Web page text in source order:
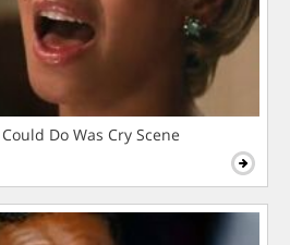
Do Was Cry Scene